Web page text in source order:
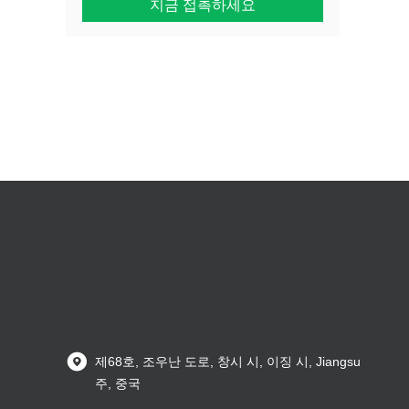
지금 접촉하세요
제68호, 조우난 도로, 창시 시, 이징 시, Jiangsu
주, 중국